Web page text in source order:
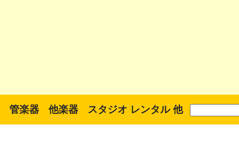
管楽器 他楽器 スタジオ レンタル 他